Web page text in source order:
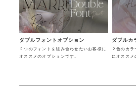
ダブルフォントオプション
２つのフォントを組み合わせたいお客様に
オススメのオプションです。
ダブルカ
２色のカ
にオススメ